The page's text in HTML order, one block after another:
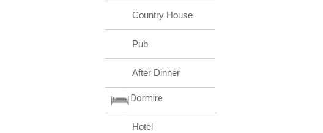
Country House
Pub
After Dinner
Dormire
Hotel